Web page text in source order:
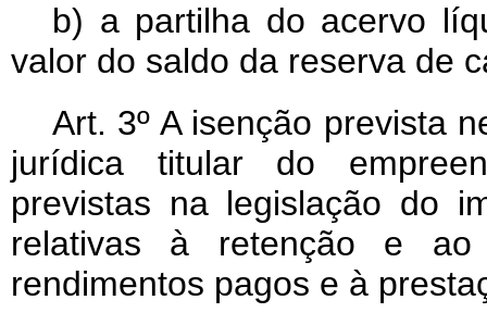
b) a partilha do acervo
valor do saldo da reserva de
Art. 3º A isenção prevista
jurídica titular do
previstas na legislação do
relativas à retenção e ao
rendimentos pagos e à